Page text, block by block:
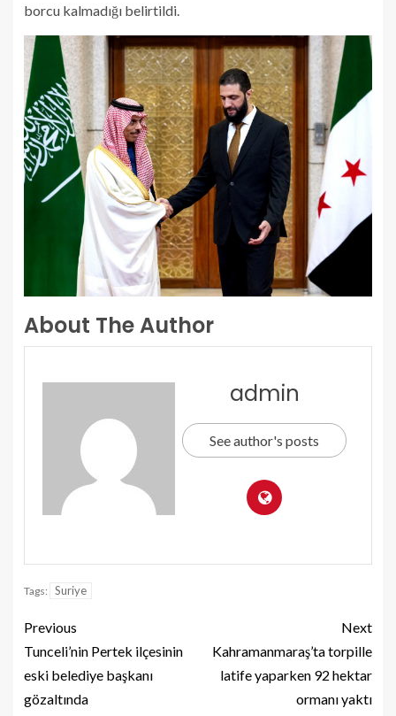
borcu kalmadığı belirtildi.
About The Author
admin
See author's posts
Tags: Suriye
Previous
Tunceli’nin Pertek ilçesinin
eski belediye başkanı
gözaltında
Next
Kahramanmaraş’ta torpille
latife yaparken 92 hektar
ormanı yaktı